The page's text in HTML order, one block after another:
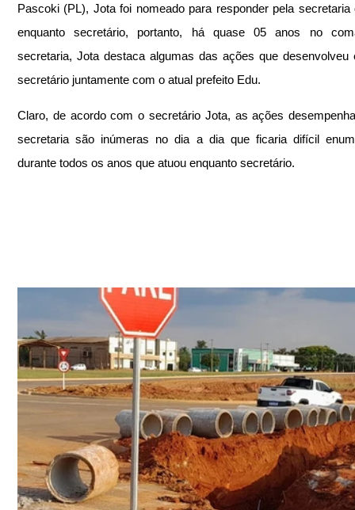
Pascoki (PL), Jota foi nomeado para responder pela secretaria
enquanto secretário, portanto, há quase 05 anos no
secretaria, Jota destaca algumas das ações que desenvolveu
secretário juntamente com o atual prefeito Edu.
Claro, de acordo com o secretário Jota, as ações
secretaria são inúmeras no dia a dia que ficaria difícil
durante todos os anos que atuou enquanto secretário.